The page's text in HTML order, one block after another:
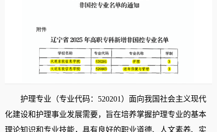
护理专业（专业代码： 520201 ）面向我国社会主义现代
化建设和护理事业发展需要，旨在培养掌握护理专业的基本
理论知识和专业技能，具有良好的职业道德、人文素养、实